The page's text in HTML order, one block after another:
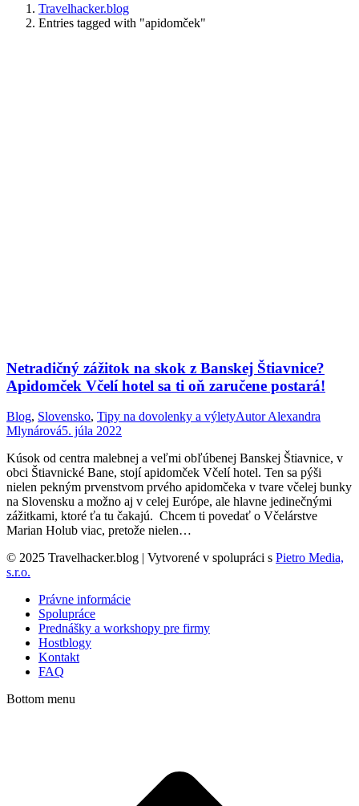
Travelhacker.blog
Entries tagged with "apidomček"
Netradičný zážitok na skok z Banskej Štiavnice?
Apidomček Včelí hotel sa ti oň zaručene postará!
Blog, Slovensko, Tipy na dovolenky a výletyAutorAlexandra
Mlynárová5. júla 2022
Kúsok od centra malebnej a veľmi obľúbenej Banskej Štiavnice, v
obci Štiavnické Bane, stojí apidomček Včelí hotel. Ten sa pýši
nielen pekným prvenstvom prvého apidomčeka v tvare včelej bunky
na Slovensku a možno aj v celej Európe, ale hlavne jedinečnými
zážitkami, ktoré ťa tu čakajú. Chcem ti povedať o Včelárstve
Marian Holub viac, pretože nielen…
© 2025 Travelhacker.blog | Vytvorené v spolupráci s Pietro Media,
s.r.o.
Právne informácie
Spolupráce
Prednášky a workshopy pre firmy
Hostblogy
Kontakt
FAQ
Bottom menu